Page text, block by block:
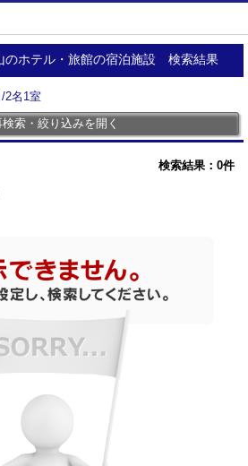
のホテル・旅館の宿泊施設 検索結果
2名1室
検索・絞り込みを開く
検索結果： 0件